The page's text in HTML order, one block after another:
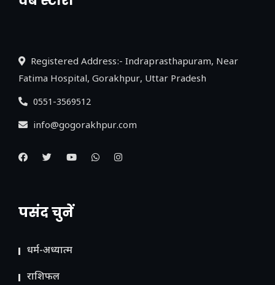
नया एक्सप्रेसवे: पूर्वांचल का लक, डेवलपमेंट का
Registered Address:- Indraprasthapuram, Near
Fatima Hospital, Gorakhpur, Uttar Pradesh
0551-3569512
info@gogorakhpur.com
पसंद चुनें
धर्म-अध्यात्म
राशिफल